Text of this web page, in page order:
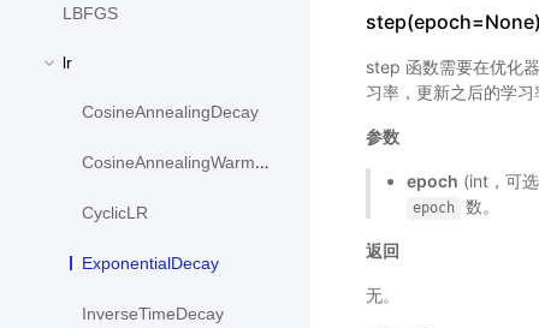
LBFGS
lr
CosineAnnealingDecay
CosineAnnealingWarmRestarts
CyclicLR
ExponentialDecay
InverseTimeDecay
step 函数需要在优化
习率，更新之后的学
参数
epoch (int，可
epoch 数。
返回
无。